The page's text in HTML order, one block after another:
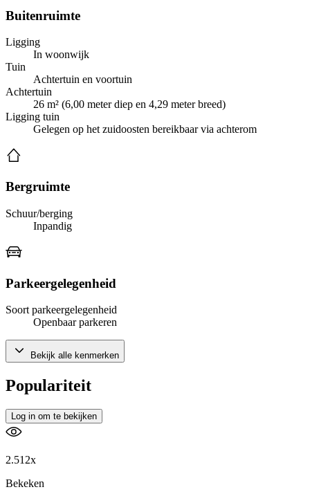
Buitenruimte
Ligging
In woonwijk
Tuin
Achtertuin en voortuin
Achtertuin
26 m² (6,00 meter diep en 4,29 meter breed)
Ligging tuin
Gelegen op het zuidoosten bereikbaar via achterom
Bergruimte
Schuur/berging
Inpandig
Parkeergelegenheid
Soort parkeergelegenheid
Openbaar parkeren
Bekijk alle kenmerken
Populariteit
Log in om te bekijken
2.512x
Bekeken